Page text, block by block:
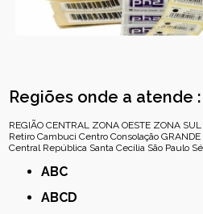
Regiões onde a atende :
REGIÃO CENTRAL ZONA OESTE ZONA SUL
Retiro Cambuci Centro Consolação GRANDE
Central República Santa Cecília São Paulo Sé
ABC
ABCD